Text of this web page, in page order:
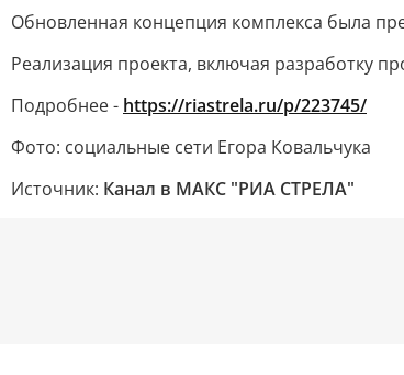
Обновленная концепция комплекса была
Реализация проекта, включая разработку
Подробнее - https://riastrela.ru/p/223745/
Фото: социальные сети Егора Ковальчука
Источник: Канал в МАКС "РИА СТРЕЛА"